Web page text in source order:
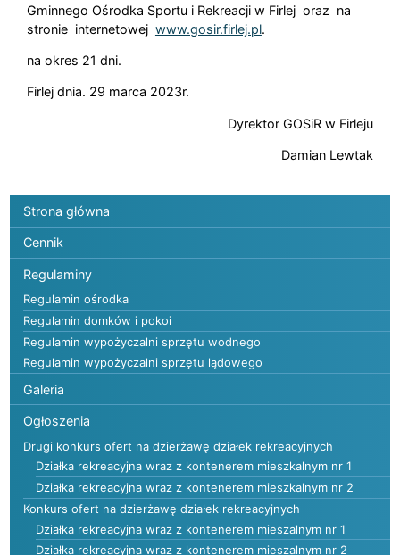
Gminnego Ośrodka Sportu i Rekreacji w Firlej oraz na
stronie internetowej www.gosir.firlej.pl.
na okres 21 dni.
Firlej dnia. 29 marca 2023r.
Dyrektor GOSiR w Firleju
Damian Lewtak
Menu główne
Strona główna
Cennik
Regulaminy
Regulamin ośrodka
Regulamin domków i pokoi
Regulamin wypożyczalni sprzętu wodnego
Regulamin wypożyczalni sprzętu lądowego
Galeria
Ogłoszenia
Drugi konkurs ofert na dzierżawę działek rekreacyjnych
Działka rekreacyjna wraz z kontenerem mieszkalnym nr 1
Działka rekreacyjna wraz z kontenerem mieszkalnym nr 2
Konkurs ofert na dzierżawę działek rekreacyjnych
Działka rekreacyjna wraz z kontenerem mieszalnym nr 1
Działka rekreacyjna wraz z kontenerem mieszalnym nr 2